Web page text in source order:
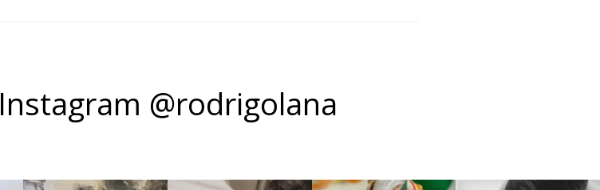
Instagram @rodrigolana